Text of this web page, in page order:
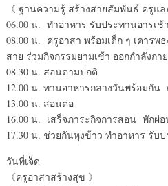
《 ฐานความรู้ สร้างสายสัมพันธ์ ครูและ
06.00 น. ทำอาหาร รับประทานอารเช้า
08.00 น. ครูอาสา พร้อมเด็ก ๆ เคารพ
สาย ร่วมกิจกรรมยามเช้า ออกกำลังกา
08.30 น. สอนตามปกติ
12.00 น. ทานอาหารกลางวันพร้อมกัน
13.00 น. สอนต่อ
16.00 น. เสร็จภาระกิจการสอน พักผ่
17.30 น. ช่วยกันหุงข้าว ทำอาหาร รับ
วันที่เจ็ด
《ครูอาสาสร้างสุข 》